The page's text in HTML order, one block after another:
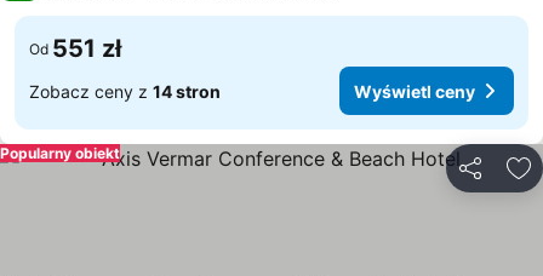
Od 551 zł
Zobacz ceny z 14 stron Wyświetl ceny
Popularny obiekt